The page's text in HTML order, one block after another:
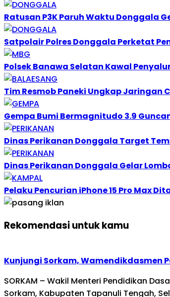
Ratusan P3K Paruh Waktu Donggala
Satpolair Polres Donggala Perketat
Polsek Banawa Selatan Kawal
Tim Resmob Paneki Ungkap
Gempa Bumi Bermagnitudo 3.9
Dinas Perikanan Donggala Target
Dinas Perikanan Donggala Gelar
Pelaku Pencurian iPhone 15 Pro Max
Rekomendasi untuk kamu
Kunjungi Sorkam, Wamendikdasmen
SORKAM – Wakil Menteri Pendidikan
Sorkam, Kabupaten Tapanuli Tengah,